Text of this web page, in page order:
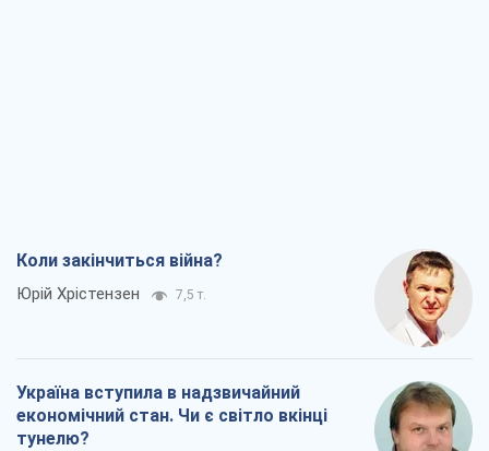
Коли закінчиться війна?
Юрій Хрістензен 7,5 т.
Україна вступила в надзвичайний
економічний стан. Чи є світло вкінці
тунелю?